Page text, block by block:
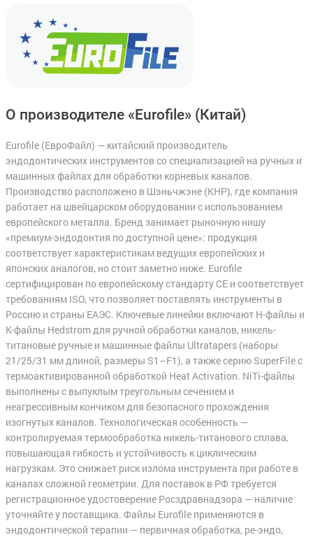
О производителе «Eurofile» (Китай)
Eurofile (ЕвроФайл) — китайский производитель
эндодонтических инструментов со специализацией на ручных и
машинных файлах для обработки корневых каналов.
Производство расположено в Шэньчжэне (КНР), где компания
работает на швейцарском оборудовании с использованием
европейского металла. Бренд занимает рыночную нишу
«премиум-эндодонтия по доступной цене»: продукция
соответствует характеристикам ведущих европейских и
японских аналогов, но стоит заметно ниже. Eurofile
сертифицирован по европейскому стандарту CE и соответствует
требованиям ISO, что позволяет поставлять инструменты в
Россию и страны ЕАЭС. Ключевые линейки включают H-файлы и
K-файлы Hedstrom для ручной обработки каналов, никель-
титановые ручные и машинные файлы Ultratapers (наборы
21/25/31 мм длиной, размеры S1–F1), а также серию SuperFile с
термоактивированной обработкой Heat Activation. NiTi-файлы
выполнены с выпуклым треугольным сечением и
неагрессивным кончиком для безопасного прохождения
изогнутых каналов. Технологическая особенность —
контролируемая термообработка никель-титанового сплава,
повышающая гибкость и устойчивость к циклическим
нагрузкам. Это снижает риск излома инструмента при работе в
каналах сложной геометрии. Для поставок в РФ требуется
регистрационное удостоверение Росздравнадзора — наличие
уточняйте у поставщика. Файлы Eurofile применяются в
эндодонтической терапии — первичная обработка, ре-эндо,